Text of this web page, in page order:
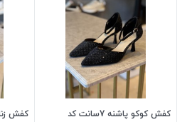
کفش کوکو پاشنه 7سانت کد